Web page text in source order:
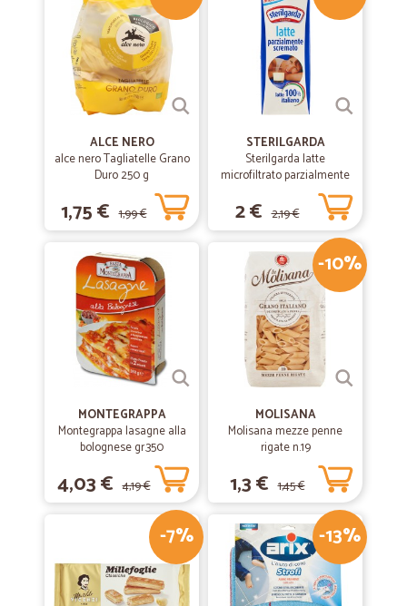
una vera e propria abitudine!!!
ALCE NERO
alce nero Tagliatelle Grano
Duro 250 g
1,75 € 1,99 €
STERILGARDA
Sterilgarda latte
microfiltrato parzialmente
2 € 2,19 €
MONTEGRAPPA
Montegrappa lasagne alla
bolognese gr.350
4,03 € 4,19 €
-10%
MOLISANA
Molisana mezze penne
rigate n.19
1,3 € 1,45 €
-7% -13%